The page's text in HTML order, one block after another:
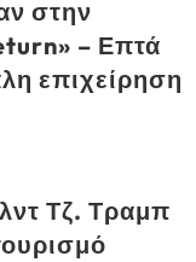
στην
– Επτά
επιχείρηση
Τζ. Τραμπ